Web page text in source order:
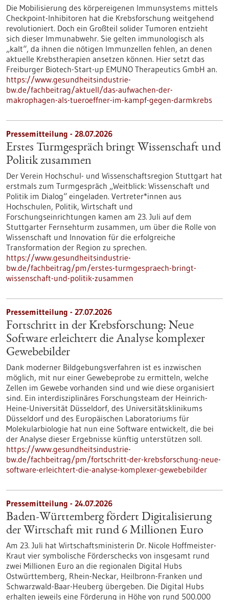
Die Mobilisierung des körpereigenen Immunsystems mittels
Checkpoint-Inhibitoren hat die Krebsforschung weitgehend
revolutioniert. Doch ein Großteil solider Tumoren entzieht
sich dieser Immunabwehr. Sie gelten immunologisch als
„kalt“, da ihnen die nötigen Immunzellen fehlen, an denen
aktuelle Krebstherapien ansetzen können. Hier setzt das
Freiburger Biotech-Start-up EMUNO Therapeutics GmbH an.
https://www.gesundheitsindustrie-
bw.de/fachbeitrag/aktuell/das-aufwachen-der-
makrophagen-als-tueroeffner-im-kampf-gegen-darmkrebs
Pressemitteilung - 28.07.2026
Erstes Turmgespräch bringt Wissenschaft und
Politik zusammen
Der Verein Hochschul- und Wissenschaftsregion Stuttgart hat
erstmals zum Turmgespräch „Weitblick: Wissenschaft und
Politik im Dialog“ eingeladen. Vertreter*innen aus
Hochschulen, Politik, Wirtschaft und
Forschungseinrichtungen kamen am 23. Juli auf dem
Stuttgarter Fernsehturm zusammen, um über die Rolle von
Wissenschaft und Innovation für die erfolgreiche
Transformation der Region zu sprechen.
https://www.gesundheitsindustrie-
bw.de/fachbeitrag/pm/erstes-turmgespraech-bringt-
wissenschaft-und-politik-zusammen
Pressemitteilung - 27.07.2026
Fortschritt in der Krebsforschung: Neue
Software erleichtert die Analyse komplexer
Gewebebilder
Dank moderner Bildgebungsverfahren ist es inzwischen
möglich, mit nur einer Gewebeprobe zu ermitteln, welche
Zellen im Gewebe vorhanden sind und wie diese organisiert
sind. Ein interdisziplinäres Forschungsteam der Heinrich-
Heine-Universität Düsseldorf, des Universitätsklinikums
Düsseldorf und des Europäischen Laboratoriums für
Molekularbiologie hat nun eine Software entwickelt, die bei
der Analyse dieser Ergebnisse künftig unterstützen soll.
https://www.gesundheitsindustrie-
bw.de/fachbeitrag/pm/fortschritt-der-krebsforschung-neue-
software-erleichtert-die-analyse-komplexer-gewebebilder
Pressemitteilung - 24.07.2026
Baden-Württemberg fördert Digitalisierung
der Wirtschaft mit rund 6 Millionen Euro
Am 23. Juli hat Wirtschaftsministerin Dr. Nicole Hoffmeister-
Kraut vier symbolische Förderschecks von insgesamt rund
zwei Millionen Euro an die regionalen Digital Hubs
Ostwürttemberg, Rhein-Neckar, Heilbronn-Franken und
Schwarzwald-Baar-Heuberg übergeben. Die Digital Hubs
erhalten jeweils eine Förderung in Höhe von rund 500.000